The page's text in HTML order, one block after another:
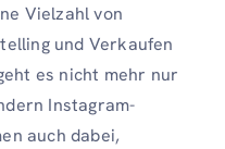
Vielzahl von
und Verkaufen
es nicht mehr nur
Instagram-
auch dabei,